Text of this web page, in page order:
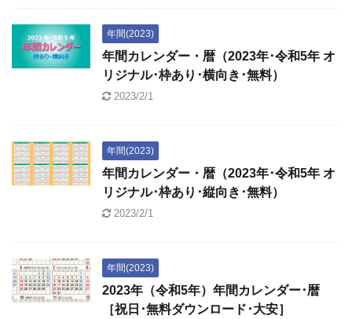
年間(2023)
年間カレンダー・暦（2023年･令和5年 オ
リジナル･枠あり･横向き･無料）
2023/2/1
年間(2023)
年間カレンダー・暦（2023年･令和5年 オ
リジナル･枠あり･縦向き･無料）
2023/2/1
年間(2023)
2023年（令和5年）年間カレンダー･暦
［祝日･無料ダウンロード･大安］